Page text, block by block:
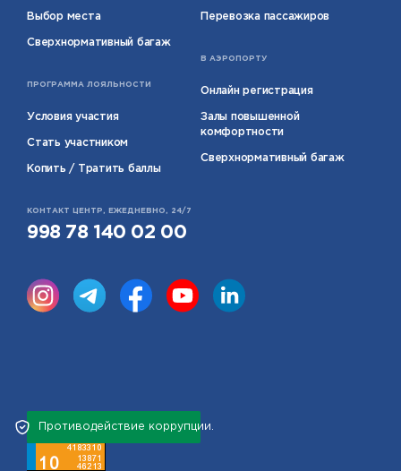
Выбор места
Сверхнормативный багаж
ПРОГРАММА ЛОЯЛЬНОСТИ
Условия участия
Стать участником
Копить / Тратить баллы
Перевозка пассажиров
В АЭРОПОРТУ
Онлайн регистрация
Залы повышенной
комфортности
Сверхнормативный багаж
КОНТАКТ ЦЕНТР, ЕЖЕДНЕВНО, 24/7
998 78 140 02 00
Противодействие коррупции.